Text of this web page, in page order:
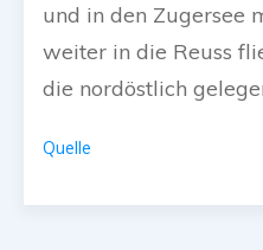
und in den Zugersee
weiter in die Reuss
die nordöstlich
Quelle